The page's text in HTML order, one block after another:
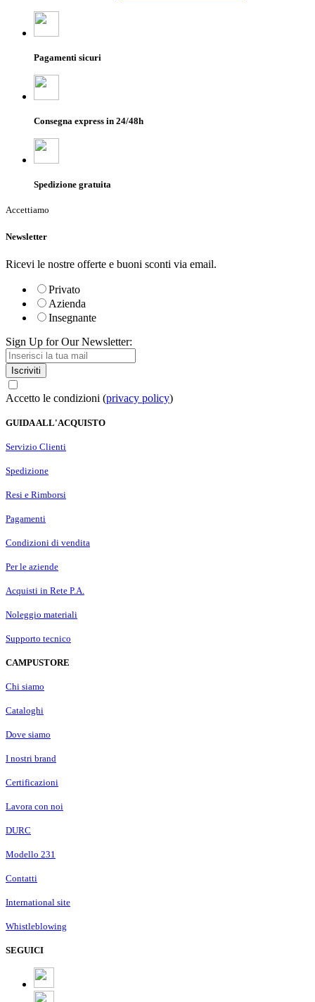
Pagamenti sicuri
Consegna express in 24/48h
Spedizione gratuita
Accettiamo
Newsletter
Ricevi le nostre offerte e buoni sconti via email.
Privato
Azienda
Insegnante
Sign Up for Our Newsletter:
Iscriviti
Accetto le condizioni (privacy policy)
GUIDA ALL'ACQUISTO
Servizio Clienti
Spedizione
Resi e Rimborsi
Pagamenti
Condizioni di vendita
Per le aziende
Acquisti in Rete P.A.
Noleggio materiali
Supporto tecnico
CAMPUSTORE
Chi siamo
Cataloghi
Dove siamo
I nostri brand
Certificazioni
Lavora con noi
DURC
Modello 231
Contatti
International site
Whistleblowing
SEGUICI